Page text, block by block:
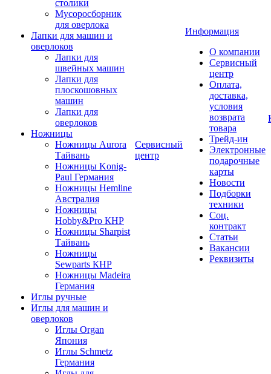
столики
Мусоросборник
для оверлока
Лапки для машин и
оверлоков
Лапки для
швейных машин
Лапки для
плоскошовных
машин
Лапки для
оверлоков
Ножницы
Ножницы Aurora
Тайвань
Ножницы Konig-
Paul Германия
Ножницы Hemline
Австралия
Ножницы
Hobby&Pro КНР
Ножницы Sharpist
Тайвань
Ножницы
Sewparts КНР
Ножницы Madeira
Германия
Иглы ручные
Иглы для машин и
оверлоков
Иглы Organ
Япония
Иглы Schmetz
Германия
Сервисный
центр
Информация
О компании
Сервисный
центр
Оплата,
доставка,
условия
возврата
товара
Трейд-ин
Электронные
подарочные
карты
Новости
Подборки
техники
Соц.
контракт
Статьи
Вакансии
Реквизиты